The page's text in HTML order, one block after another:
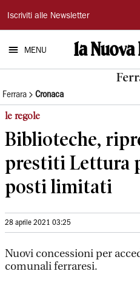
La
Nuova
Ferrara
Iscriviti alle Newsletter
MENU
Ferrara Cronaca
le regole
Biblioteche,
prestiti Lettura
posti limitati
28 aprile 2021 03:25
Nuovi concessioni per
comunali ferraresi.